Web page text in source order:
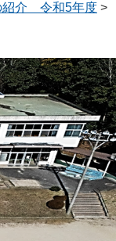
紹介 令和5年度 >